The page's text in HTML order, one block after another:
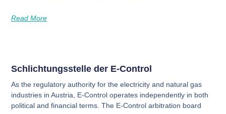
Read More
Schlichtungsstelle der E-Control
As the regulatory authority for the electricity and natural gas
industries in Austria, E-Control operates independently in both
political and financial terms. The E-Control arbitration board